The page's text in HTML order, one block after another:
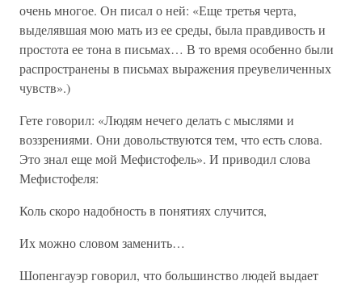
очень многое. Он писал о ней: «Еще третья черта,
выделявшая мою мать из ее среды, была правдивость и
простота ее тона в письмах… В то время особенно были
распространены в письмах выражения преувеличенных
чувств».)
Гете говорил: «Людям нечего делать с мыслями и
воззрениями. Они довольствуются тем, что есть слова.
Это знал еще мой Мефистофель». И приводил слова
Мефистофеля:
Коль скоро надобность в понятиях случится,
Их можно словом заменить…
Шопенгауэр говорил, что большинство людей выдает